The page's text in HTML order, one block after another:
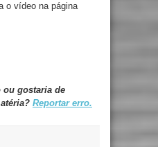
o vídeo na página
gostaria de
Reportar erro.